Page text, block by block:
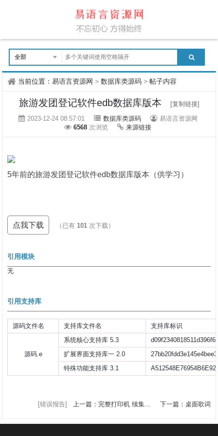
当前位置：易语言资源网 >数据库类源码 >帖子内容
旅游发团登记软件edb数据库版本
[复制链接]
2023-12-24 08:57:01
数据库类源码
易语言资源网
6568 次浏览 来源链接
5年前的旅游发团登记软件edb数据库版本（供学习）
点我下载 （已有101 次下载）
引用模块
无
引用支持库
源码文件名 支持库文件名 支持库标识
源码.e
系统核心支持库 5.3
扩展界面支持库一 2.0
特殊功能支持库 3.1
[错误报告] 上一篇：完整打印机 续集... 下一篇：桌面歌词